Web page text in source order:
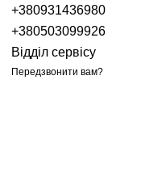
+380931436980
+380503099926
Відділ сервісу
Передзвонити вам?